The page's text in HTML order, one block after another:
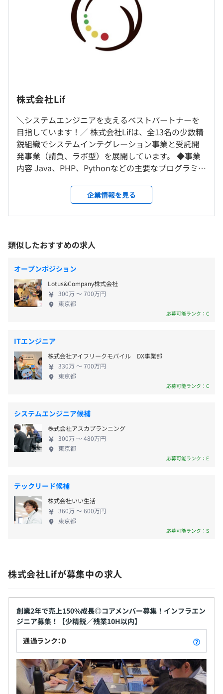
ントを開催。社員同士の交流の場となっています。
・外部講師によるマネジメント研修を実施しており、実務
の前に基礎からしっかり学ぶことができます。
これまでの参画実績は累計200件を超え、幅広い業界・フ
ェーズ・技術領域において豊富な支援実績がございます。
ご希望やご経験に応じて、最適なプロジェクトへのアサイ
ンを行っております。
【プロジェクト実績（一部抜粋）】
・教育支援プラットフォームの開発・保守
・加盟店向け決済アプリ・システム開発支援
・ネットワーク監視業務の自動化エンジニアリング
エンジニアの成長を後押しするため、様々な制度を整備し
ています。
・資格取得支援制度：会社指定のIT資格に関しては、受験
費用を全額補助（上限なし）。
・電子書籍、書籍購入代補助（3000円/月）まで補助あ
・マネジメント研修制度：外部講師を招いた実践的な内容
で、管理職やリーダーを目指す方をサポート。
・社内勉強会（もくもく会＋LT会）：2カ月に1回開催し
ており、各自の学びや成果を共有する場として活用されて
自発的な学びを尊重し、スキルアップとキャリア成長の両
面からエンジニアを支援しています。
ご希望のマシンを支給しています。
パフォーマンスを最大化するには、環境面の整備が欠かせ
ません。
無理に合わせてもらうのではなく、一人ひとりの働きやす
クラム
■フルリモート勤務について
これまでのご経験やスキルによっては検討可能ですが、
入社後すぐにフルリモートでの勤務となる前提ではお受け
しておりません。
まずは出社していただき、業務やチームに慣れていただき
たいと考えております。
■案件受注元各社（1都3県）
※プロジェクト先によって異なります。
■本社オフィスおよび在宅勤務の就業場所
受動喫煙防止措置に関する事項
■屋内全面禁煙
※プロジェクト先によって異なります。
渋谷駅
※月20時間を超える時間外労働分、休日および深夜労働
分についての割増賃金は追加で支給します
プロジェクト毎に変更いたします。
※本社勤務の場合：9：00 〜 18：00
フレックスタイム制（コアタイム11：00～17：00）
休憩時間：■60分 ※昼食時間は業務の都合により各々の
自主性に任せています
平均残業時間：■平均10時間／月
■完全週休2日制（土・日）
■年末年始休暇
■特別（慶弔）休暇
■リフレッシュ（夏季）休暇：1日
■有給休暇
■通勤交通費（上限月25,000円支給）
■上京手当（最大150,000円）
■賞与：年1回（業績に応じて）
◎インセンティブ制度あり
◎決算賞与あり
■昇給査定：年1回（2月）
※評価制度により、査定時期が変更になる可能性有
無期雇用
■3カ月（待遇の変更はありません）
株式会社Lif
＼システムエンジニアを支えるベストパートナーを
目指しています！／ 株式会社Lifは、全13名の少数精
鋭組織でシステムインテグレーション事業と受託開
発事業（請負、ラボ型）を展開しています。 ◆事業
内容 Java、PHP、Pythonなどの主要なプログラミン
ステムの開発をおこなっています。 アプリケーショ
ン開発に留まらず、インフラ設計・構築領域にも対
応しており、技術力と現場対応力の両面から、 お客
築を支援しています。 現在はSESが主軸ですが、今
後は社内での社内開発を増やしていく方針です。 ◆
成長環境を追求 私たちの営業は、単に「案件にアサ
インする」ことを目的としていません。 ・エンジニ
ア本人のキャリアビジョン ・挑戦したい技術や領域
・市場価値 こうした要素をすり合わせながら、“やり
たいこと”と“市場での成長”が両立できる現場を提案
点」であり、あなたのキャリアにとってのステップ
アップの場であるべきだと考えています。 ◆代表の
想い 代表は、「社員にはプロフェッショナルを目指
してほしい」という強い思いを持っています。 営業
として多くのエンジニアや営業を見てきた経験か
最も重要だと考えているからです。 当社にとっての
「プロフェッショナル」という言葉は、エンジニア
の幸せを本気で願う代表の想いを表しています。 ◆
採用メッセージ 今から参画してくださる中核メンバ
ーは、営業歴7年以上の実績を持つ代表からの手厚い
の方がいらっしゃいましたら、 ぜひ一度カジュアル
面談でお話ししてみませんか？ご応募お待ちしてお
ります！
企業情報を見る
類似したおすすめの求人
オープンポジション
Lotus&Company株式会社
300万 〜 700万円
東京都
応募可能ランク：C
ITエンジニア
株式会社アイフリークモバイル DX事業部
330万 〜 700万円
東京都
応募可能ランク：C
システムエンジニア候補
株式会社アスカプランニング
300万 〜 480万円
東京都
応募可能ランク：E
テックリード候補
株式会社いい生活
360万 〜 600万円
東京都
応募可能ランク：S
株式会社Lifが募集中の求人
創業2年で売上150%成長◎コアメンバー募集！インフラエン
ジニア募集！【少精鋭／残業10H以内】
通過ランク：D